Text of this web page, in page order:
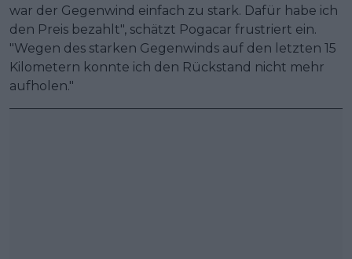
war der Gegenwind einfach zu stark. Dafür habe ich
den Preis bezahlt", schätzt Pogacar frustriert ein.
"Wegen des starken Gegenwinds auf den letzten 15
Kilometern konnte ich den Rückstand nicht mehr
aufholen."